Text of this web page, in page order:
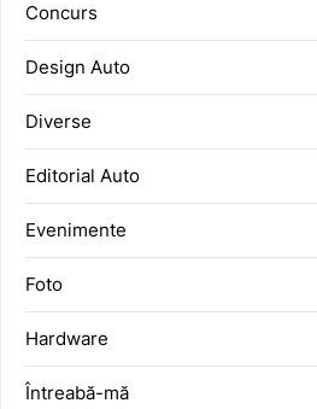
Concurs
Design Auto
Diverse
Editorial Auto
Evenimente
Foto
Hardware
Întreabă-mă